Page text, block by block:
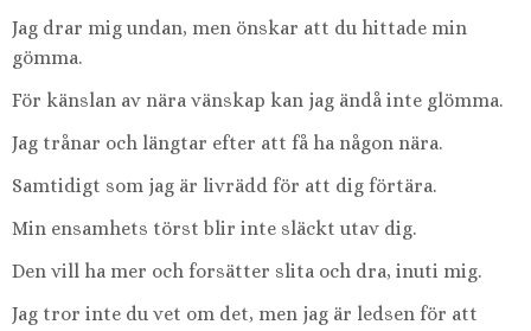
Jag drar mig undan, men önskar att du hittade min
gömma.
För känslan av nära vänskap kan jag ändå inte glömma.
Jag trånar och längtar efter att få ha någon nära.
Samtidigt som jag är livrädd för att dig förtära.
Min ensamhets törst blir inte släckt utav dig.
Den vill ha mer och forsätter slita och dra, inuti mig.
Jag tror inte du vet om det, men jag är ledsen för att